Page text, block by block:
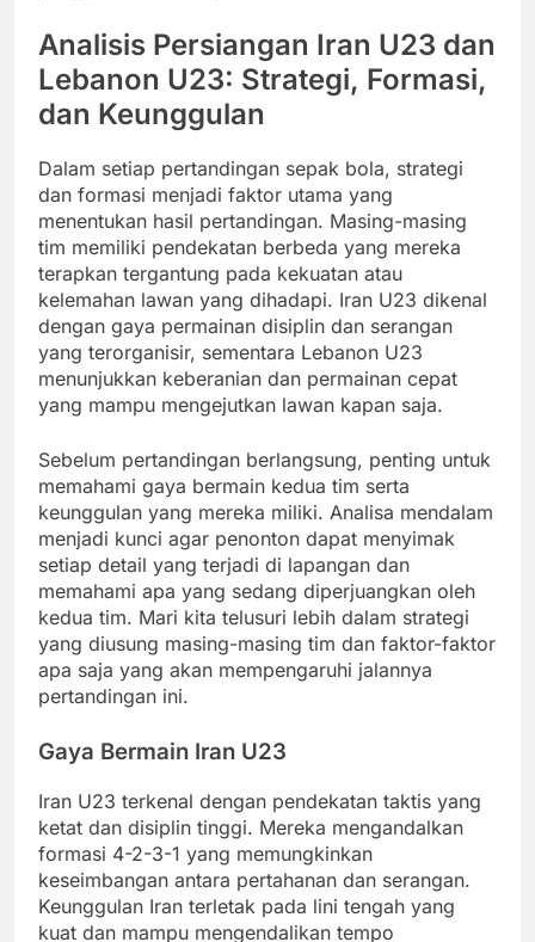
Analisis Persiangan Iran U23 dan
Lebanon U23: Strategi, Formasi,
dan Keunggulan
Dalam setiap pertandingan sepak bola, strategi
dan formasi menjadi faktor utama yang
menentukan hasil pertandingan. Masing-masing
tim memiliki pendekatan berbeda yang mereka
terapkan tergantung pada kekuatan atau
kelemahan lawan yang dihadapi. Iran U23 dikenal
dengan gaya permainan disiplin dan serangan
yang terorganisir, sementara Lebanon U23
menunjukkan keberanian dan permainan cepat
yang mampu mengejutkan lawan kapan saja.
Sebelum pertandingan berlangsung, penting untuk
memahami gaya bermain kedua tim serta
keunggulan yang mereka miliki. Analisa mendalam
menjadi kunci agar penonton dapat menyimak
setiap detail yang terjadi di lapangan dan
memahami apa yang sedang diperjuangkan oleh
kedua tim. Mari kita telusuri lebih dalam strategi
yang diusung masing-masing tim dan faktor-faktor
apa saja yang akan mempengaruhi jalannya
pertandingan ini.
Gaya Bermain Iran U23
Iran U23 terkenal dengan pendekatan taktis yang
ketat dan disiplin tinggi. Mereka mengandalkan
formasi 4-2-3-1 yang memungkinkan
keseimbangan antara pertahanan dan serangan.
Keunggulan Iran terletak pada lini tengah yang
kuat dan mampu mengendalikan tempo